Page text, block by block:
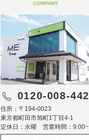
COMPANY
0120-008-442
住所：〒194-0023
東京都町田市旭町1丁目4-1
定休日：水曜 営業時間：9:00~